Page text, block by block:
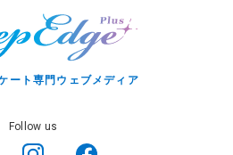
ート専門ウェブメディア
Follow us